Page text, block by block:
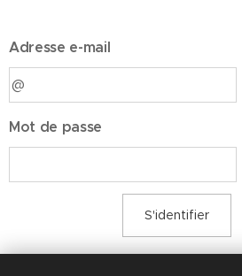
Adresse e-mail
Mot de passe
S'identifier